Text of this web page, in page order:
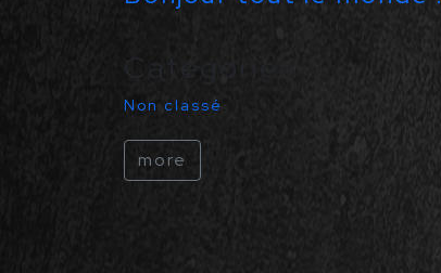
Non classé
more